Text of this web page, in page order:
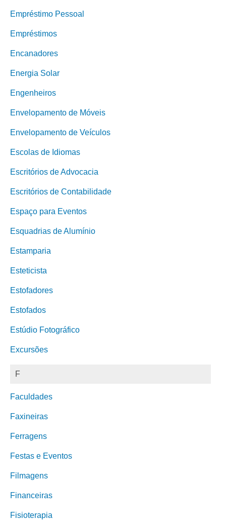
Empréstimo Pessoal
Empréstimos
Encanadores
Energia Solar
Engenheiros
Envelopamento de Móveis
Envelopamento de Veículos
Escolas de Idiomas
Escritórios de Advocacia
Escritórios de Contabilidade
Espaço para Eventos
Esquadrias de Alumínio
Estamparia
Esteticista
Estofadores
Estofados
Estúdio Fotográfico
Excursões
F
Faculdades
Faxineiras
Ferragens
Festas e Eventos
Filmagens
Financeiras
Fisioterapia